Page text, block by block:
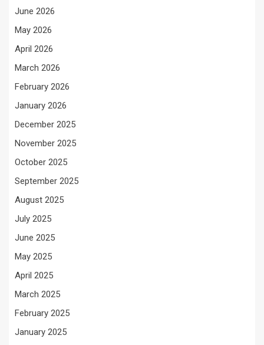
June 2026
May 2026
April 2026
March 2026
February 2026
January 2026
December 2025
November 2025
October 2025
September 2025
August 2025
July 2025
June 2025
May 2025
April 2025
March 2025
February 2025
January 2025